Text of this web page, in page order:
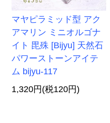
マヤピラミッド型 アク
アマリン ミニオルゴナ
イト 毘殊 [Bijyu] 天然石
パワーストーンアイテ
ム bijyu-117
1,320円(税120円)